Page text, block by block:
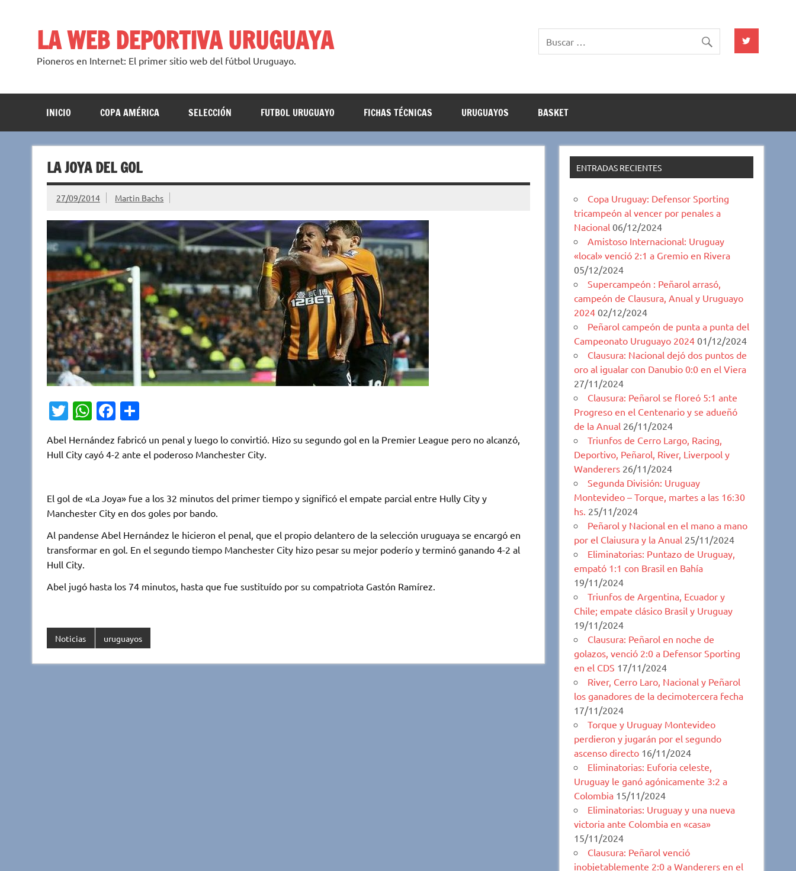
LA WEB DEPORTIVA URUGUAYA
Pioneros en Internet: El primer sitio web del fútbol Uruguayo.
INICIO COPA AMÉRICA SELECCIÓN FUTBOL URUGUAYO FICHAS TÉCNICAS URUGUAYOS BASKET
LA JOYA DEL GOL
27/09/2014 Martin Bachs
T
it
te
W
at
s
p
p
Fa
e
o
k
C
m
ti
r
Abel Hernández fabricó un penal y luego lo convirtió. Hizo su segundo gol en la Premier League pero no alcanzó,
Hull City cayó 4-2 ante el poderoso Manchester City.
El gol de «La Joya» fue a los 32 minutos del primer tiempo y significó el empate parcial entre Hully City y
Manchester City en dos goles por bando.
Al pandense Abel Hernández le hicieron el penal, que el propio delantero de la selección uruguaya se encargó en
transformar en gol. En el segundo tiempo Manchester City hizo pesar su mejor poderío y terminó ganando 4-2 al
Hull City.
Abel jugó hasta los 74 minutos, hasta que fue sustituído por su compatriota Gastón Ramírez.
Noticias uruguayos
ENTRADAS RECIENTES
Copa Uruguay: Defensor Sporting
tricampeón al vencer por penales a
Nacional 06/12/2024
Amistoso Internacional: Uruguay
«local» venció 2:1 a Gremio en Rivera
05/12/2024
Supercampeón : Peñarol arrasó,
campeón de Clausura, Anual y Uruguayo
2024 02/12/2024
Peñarol campeón de punta a punta del
Campeonato Uruguayo 2024 01/12/2024
Clausura: Nacional dejó dos puntos de
oro al igualar con Danubio 0:0 en el Viera
27/11/2024
Clausura: Peñarol se floreó 5:1 ante
Progreso en el Centenario y se adueñó
de la Anual 26/11/2024
Triunfos de Cerro Largo, Racing,
Deportivo, Peñarol, River, Liverpool y
Wanderers 26/11/2024
Segunda División: Uruguay
Montevideo – Torque, martes a las 16:30
hs. 25/11/2024
Peñarol y Nacional en el mano a mano
por el Claiusura y la Anual 25/11/2024
Eliminatorias: Puntazo de Uruguay,
empató 1:1 con Brasil en Bahía
19/11/2024
Triunfos de Argentina, Ecuador y
Chile; empate clásico Brasil y Uruguay
19/11/2024
Clausura: Peñarol en noche de
golazos, venció 2:0 a Defensor Sporting
en el CDS 17/11/2024
River, Cerro Laro, Nacional y Peñarol
los ganadores de la decimotercera fecha
17/11/2024
Torque y Uruguay Montevideo
perdieron y jugarán por el segundo
ascenso directo 16/11/2024
Eliminatorias: Euforia celeste,
Uruguay le ganó agónicamente 3:2 a
Colombia 15/11/2024
Eliminatorias: Uruguay y una nueva
victoria ante Colombia en «casa»
15/11/2024
Clausura: Peñarol venció
inobjetablemente 2:0 a Wanderers en el